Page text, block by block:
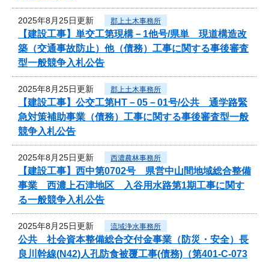
2025年8月25日更新 郡上土木事務所
【建設工事】単交工第現構－1他号/県単 現道構造改
築（交通事故防止）他（債務）工事に関する事後審査
型一般競争入札公告
2025年8月25日更新 郡上土木事務所
【建設工事】公交工第HT－05－01号/公共 通学路緊
急対策補助事業（債務）工事に関する事後審査型一般
競争入札公告
2025年8月25日更新 西濃農林事務所
【建設工事】西中第0702号 県営中山間地域総合整備
事業 西濃上石津地区 入谷用水路第1期工事に関す
る一般競争入札公告
2025年8月25日更新 流域浄水事務所
公共 社会資本整備総合交付金事業（防災・安全）長
良川幹線(N42)人孔防食被覆工事(債務)（第401-C-073